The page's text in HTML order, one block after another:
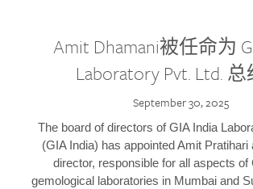
Amit Dhamani被任命为
Laboratory Pvt. Ltd.
September 30, 2025
The board of directors of GIA India
(GIA India) has appointed Amit Pratihari
director, responsible for all aspects of
gemological laboratories in Mumbai and